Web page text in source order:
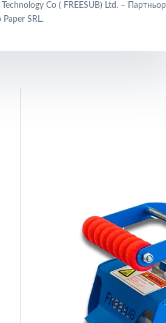
Co ( FREESUB) Ltd. –
SRL.